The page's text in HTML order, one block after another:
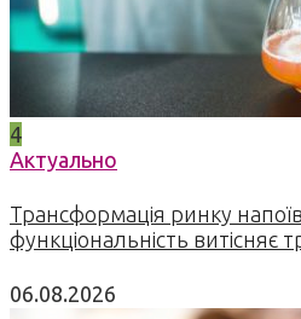
4
Актуально
Трансформація ринку
функціональність витісняє
06.08.2026